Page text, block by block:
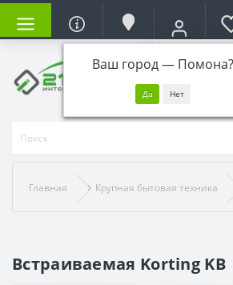
Ваш город — Помона?
Войдите,
Главная Крупная бытовая техника
Встраиваемая Korting KB